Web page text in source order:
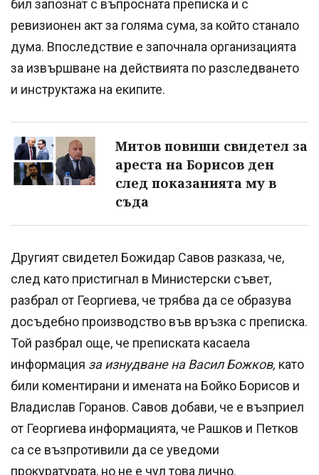
бил запознат с въпросната преписка и с
ревизионен акт за голяма сума, за който станало
дума. Впоследствие е започнала организацията
за извършване на действията по разследването
и инструктажа на екипите.
Митов повиши свидетел за
ареста на Борисов ден
след показанията му в
съда
Другият свидетел Божидар Савов разказа, че,
след като пристигнал в Министерски съвет,
разбрал от Георгиева, че трябва да се образува
досъдебно производство във връзка с преписка.
Той разбрал още, че преписката касаела
информация за изнудване на Васил Божков, като
били коментирани и имената на Бойко Борисов и
Владислав Горанов. Савов добави, че е възприел
от Георгиева информацията, че Рашков и Петков
са се възпротивили да се уведоми
прокуратурата, но не е чул това лично.